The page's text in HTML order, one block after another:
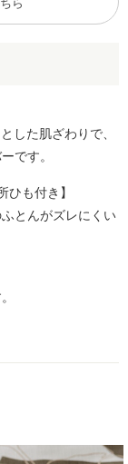
した肌ざわりで、
です。
ひも付き】
とんがズレにくい